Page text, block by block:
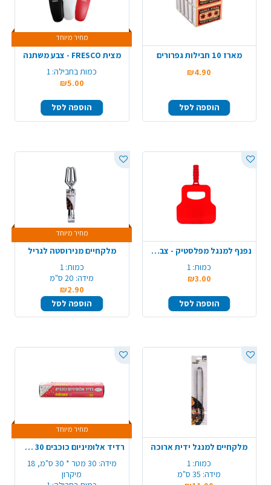
מארז 10 חבילות גפרורים
₪4.90
הוספה לסל
מחיר מיוחד
מצית FRESCO - צבע משתנה
כמות בחבילה: 1
₪5.00
הוספה לסל
נפנף למנגל מפלסטיק - צבע משתנה
כמות: 1
₪3.00
הוספה לסל
מחיר מיוחד
מלקחיים מנירוסטה לגריל
כמות: 1
מידה: 20 ס"מ
₪2.90
הוספה לסל
מלקחיים למנגל ידית ארוכה
כמות: 1
מידה: 35 ס"מ
מחיר מיוחד
רדיד אלומיניום כוכבים 30 מטר עבה במיוחד
מידה:
30 מטר * 30 ס"מ, 18
מיקרון